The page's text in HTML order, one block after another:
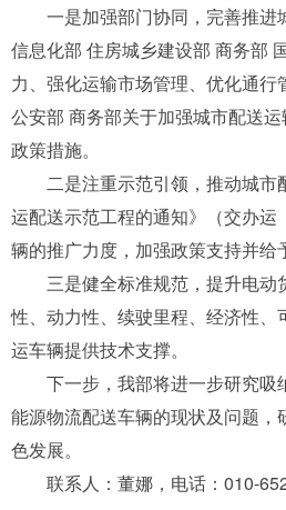
一是加强部门协同，完善推进
信息化部 住房城乡建设部 商务部
力、强化运输市场管理、优化通
公安部 商务部关于加强城市配送
政策措施。
二是注重示范引领，推动城市
运配送示范工程的通知》（交办
辆的推广力度，加强政策支持并给
三是健全标准规范，提升电动
性、动力性、续驶里程、经济性
运车辆提供技术支撑。
下一步，我部将进一步研究吸
能源物流配送车辆的现状及问题
色发展。
联系人：董娜，电话：010-